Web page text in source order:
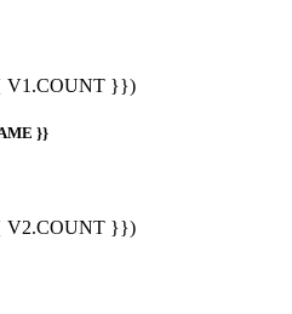
V1.COUNT }})
}}
V2.COUNT }})